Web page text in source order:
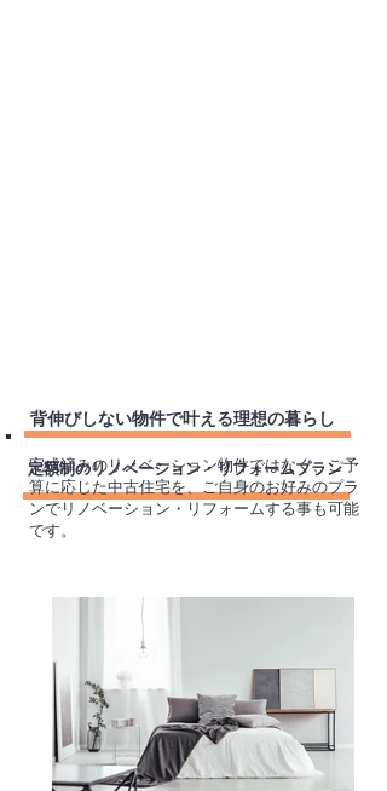
背伸びしない物件で叶える理想の暮らし
​定額制のリノベーション・リフォームプラン
​完成済みのリノベーション物件ではなく、ご予
算に応じた中古住宅を、ご自身のお好みのプラ
ンでリノベーション・リフォームする事も可能
です。